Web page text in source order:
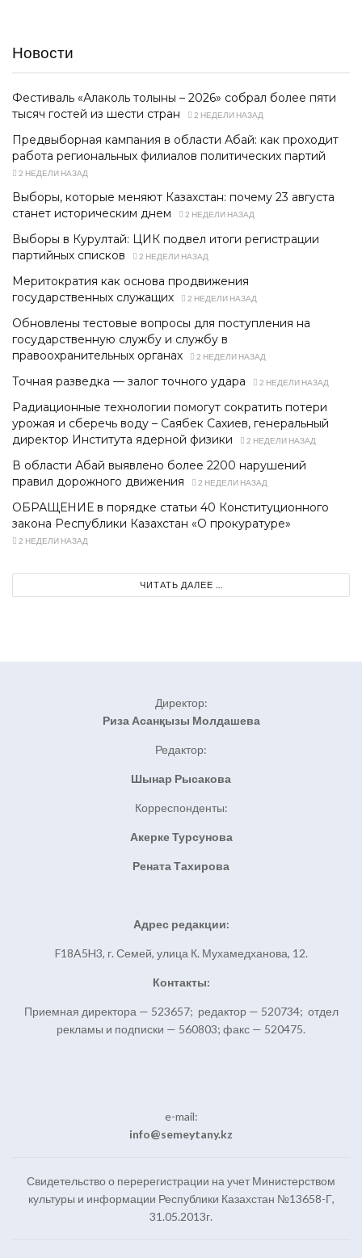
Новости
Фестиваль «Алаколь толқыны – 2026» собрал более пяти
тысяч гостей из шести стран
2 НЕДЕЛИ НАЗАД
Предвыборная кампания в области Абай: как проходит
работа региональных филиалов политических партий
2 НЕДЕЛИ НАЗАД
Выборы, которые меняют Казахстан: почему 23 августа
станет историческим днем
2 НЕДЕЛИ НАЗАД
Выборы в Курултай: ЦИК подвел итоги регистрации
партийных списков
2 НЕДЕЛИ НАЗАД
Меритократия как основа продвижения
государственных служащих
2 НЕДЕЛИ НАЗАД
Обновлены тестовые вопросы для поступления на
государственную службу и службу в
правоохранительных органах
2 НЕДЕЛИ НАЗАД
Точная разведка — залог точного удара 2 НЕДЕЛИ НАЗАД
Радиационные технологии помогут сократить потери
урожая и сберечь воду – Саябек Сахиев, генеральный
директор Института ядерной физики
2 НЕДЕЛИ НАЗАД
В области Абай выявлено более 2200 нарушений
правил дорожного движения
2 НЕДЕЛИ НАЗАД
ОБРАЩЕНИЕ в порядке статьи 40 Конституционного
закона Республики Казахстан «О прокуратуре»
2 НЕДЕЛИ НАЗАД
ЧИТАТЬ ДАЛЕЕ ...
Директор:
Риза Асанқызы Молдашева
Редактор:
Шынар Рысакова
Корреспонденты:
Акерке Турсунова
Рената Тахирова
Адрес редакции:
F18A5H3, г. Семей, улица К. Мухамедханова, 12.
Контакты:
Приемная директора — 523657; редактор — 520734; отдел
рекламы и подписки — 560803; факс — 520475.
e-mail:
info@semeytany.kz
Свидетельство о перерегистрации на учет Министерством
культуры и информации Республики Казахстан №13658-Г,
31.05.2013г.